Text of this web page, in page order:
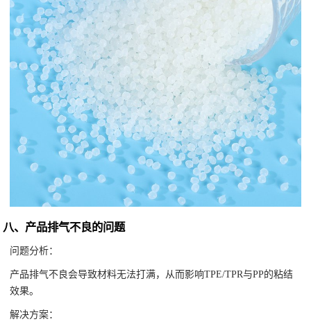
八、产品排气不良的问题
问题分析：
产品排气不良会导致材料无法打满，从而影响TPE/TPR与PP的粘结
效果。
解决方案：